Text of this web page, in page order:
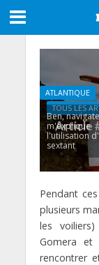
ATLANTIQUE
TOUS LES
Article
Ben,
m'explique
l'utilisation
sextant
Pendant
plusieurs
les
Gomera et
rencontrer